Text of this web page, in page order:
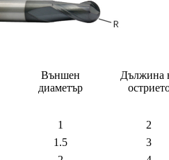
Външен
диаметър
Дължина
1
2
1.5
3